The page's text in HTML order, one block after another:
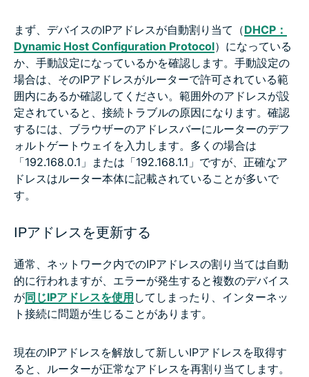
まず、デバイスのIPアドレスが自動割り当て（DHCP：
Dynamic Host Configuration Protocol）になっている
か、手動設定になっているかを確認します。手動設定の
場合は、そのIPアドレスがルーターで許可されている範
囲内にあるか確認してください。範囲外のアドレスが設
定されていると、接続トラブルの原因になります。確認
するには、ブラウザーのアドレスバーにルーターのデフ
ォルトゲートウェイを入力します。多くの場合は
「192.168.0.1」または「192.168.1.1」ですが、正確なア
ドレスはルーター本体に記載されていることが多いで
す。
IPアドレスを更新する
通常、ネットワーク内でのIPアドレスの割り当ては自動
的に行われますが、エラーが発生すると複数のデバイス
が同じIPアドレスを使用 してしまったり、インターネッ
ト接続に問題が生じることがあります。
現在のIPアドレスを解放して新しいIPアドレスを取得す
ると、ルーターが正常なアドレスを再割り当てします。